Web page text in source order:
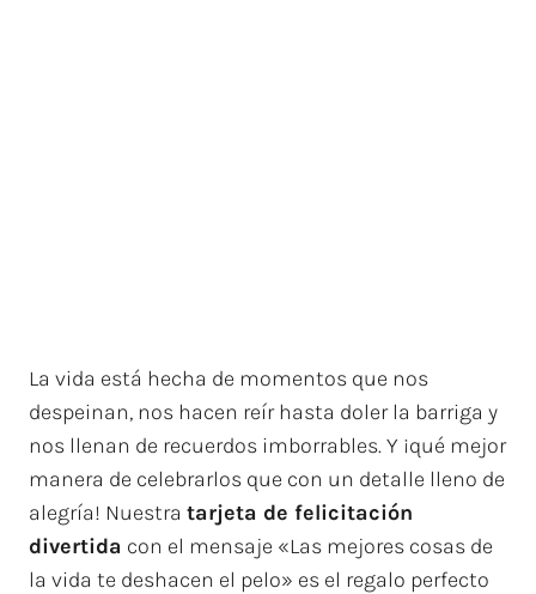
La vida está hecha de momentos que nos
despeinan, nos hacen reír hasta doler la barriga y
nos llenan de recuerdos imborrables. Y ¡qué mejor
manera de celebrarlos que con un detalle lleno de
alegría! Nuestra tarjeta de felicitación
divertida con el mensaje «Las mejores cosas de
la vida te deshacen el pelo» es el regalo perfecto